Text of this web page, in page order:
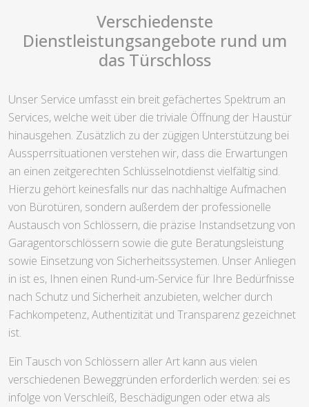
Verschiedenste
Dienstleistungsangebote rund um
das Türschloss
Unser Service umfasst ein breit gefächertes Spektrum an
Services, welche weit über die triviale Öffnung der Haustür
hinausgehen. Zusätzlich zu der zügigen Unterstützung bei
Aussperrsituationen verstehen wir, dass die Erwartungen
an einen zeitgerechten Schlüsselnotdienst vielfältig sind.
Hierzu gehört keinesfalls nur das nachhaltige Aufmachen
von Bürotüren, sondern außerdem der professionelle
Austausch von Schlössern, die präzise Instandsetzung von
Garagentorschlössern sowie die gute Beratungsleistung
sowie Einsetzung von Sicherheitssystemen. Unser Anliegen
in ist es, Ihnen einen Rund-um-Service für Ihre Bedürfnisse
nach Schutz und Sicherheit anzubieten, welcher durch
Fachkompetenz, Authentizität und Transparenz gezeichnet
ist.
Ein Tausch von Schlössern aller Art kann aus vielen
verschiedenen Beweggründen erforderlich werden: sei es
infolge von Verschleiß, Beschädigungen oder etwa als